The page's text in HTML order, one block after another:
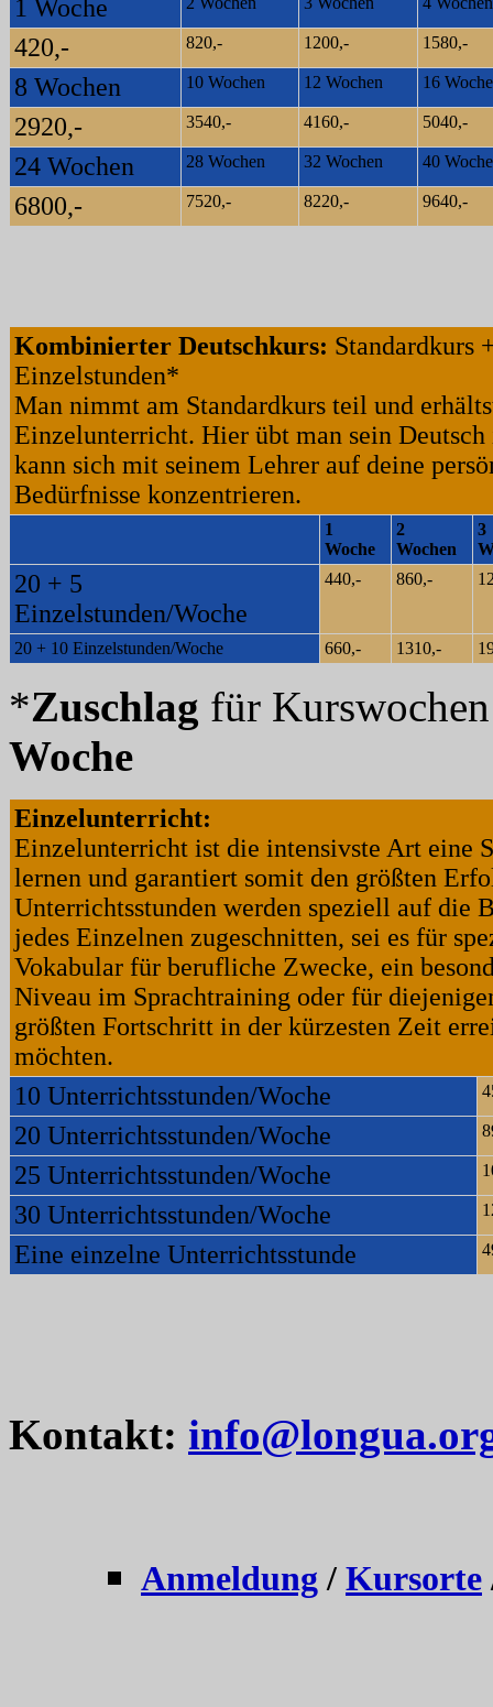
1 Woche
420,- 820,- 1200,- 1580,-
8 Wochen 10 Wochen 12 Wochen 16
2920,- 3540,- 4160,- 5040,-
24 Wochen 28 Wochen 32 Wochen 40
6800,- 7520,- 8220,- 9640,-
Kombinierter Deutschkurs: Standardkurs
Einzelstunden*
Man nimmt am Standardkurs teil und
Einzelunterricht. Hier übt man sein
kann sich mit seinem Lehrer auf deine
Bedürfnisse konzentrieren.
1
Woche
2
Wochen
3
20 + 5
Einzelstunden/Woche
440,- 860,-
20 + 10 Einzelstunden/Woche 660,- 1310,-
*Zuschlag für
Woche
Einzelunterricht:
Einzelunterricht ist die intensivste Art eine
lernen und garantiert somit den größten
Unterrichtsstunden werden speziell auf die
jedes Einzelnen zugeschnitten, sei es für
Vokabular für berufliche Zwecke, ein
Niveau im Sprachtraining oder für
größten Fortschritt in der kürzesten Zeit
möchten.
10 Unterrichtsstunden/Woche
20 Unterrichtsstunden/Woche
25 Unterrichtsstunden/Woche
30 Unterrichtsstunden/Woche
Eine einzelne Unterrichtsstunde
Kontakt:
Anmeldung / Kursorte